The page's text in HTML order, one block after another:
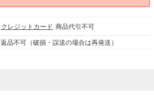
クレジットカード 商品代引不可
返品不可（破損・誤送の場合は再発送）